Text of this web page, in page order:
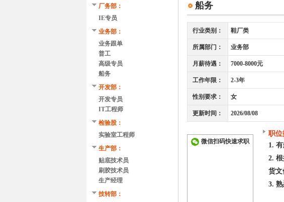
船务
行业类别： 鞋厂类
所属部门： 业务部
月薪待遇： 7000-8000元
工作年限： 2-3年
性别要求： 女
更新时间： 2026/08/08
微信扫码快速求职
职位
1.
2.
货文
3.
厂务部：
IE专员
业务部：
业务跟单
普工
高级专员
船务
开发部：
开发专员
IT工程师
检验股：
实验室工程师
生产部：
贴底技术员
刷胶技术员
生产经理
技转部：